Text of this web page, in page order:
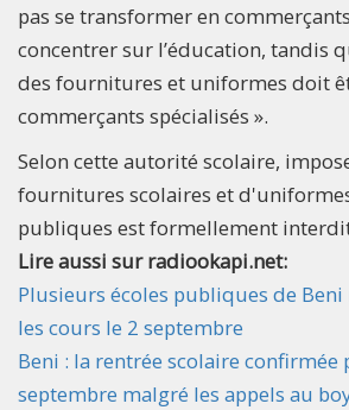
pas se transformer en
concentrer sur l’éducation, tandis
des fournitures et uniformes doit
commerçants spécialisés ».
Selon cette autorité scolaire,
fournitures scolaires et
publiques est formellement
Lire aussi sur radiookapi.net:
Plusieurs écoles publiques de Beni
les cours le 2 septembre
Beni : la rentrée scolaire confirmée
septembre malgré les appels au